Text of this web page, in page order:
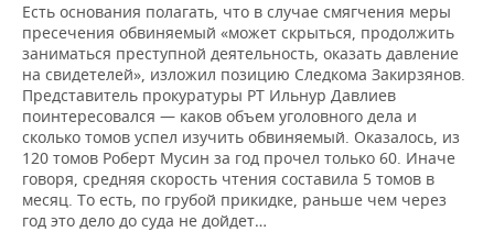
Есть основания полагать, что в случае смягчения меры
пресечения обвиняемый «может скрыться, продолжить
заниматься преступной деятельность, оказать давление
на свидетелей», изложил позицию Следкома Закирзянов.
Представитель прокуратуры РТ Ильнур Давлиев
поинтересовался — каков объем уголовного дела и
сколько томов успел изучить обвиняемый. Оказалось, из
120 томов Роберт Мусин за год прочел только 60. Иначе
говоря, средняя скорость чтения составила 5 томов в
месяц. То есть, по грубой прикидке, раньше чем через
год это дело до суда не дойдет…